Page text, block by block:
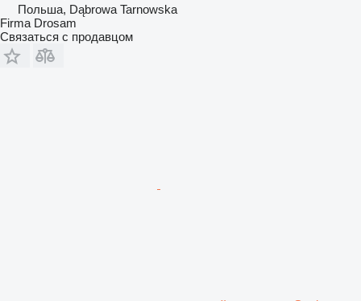
Польша, Dąbrowa Tarnowska
Firma Drosam
Связаться с продавцом